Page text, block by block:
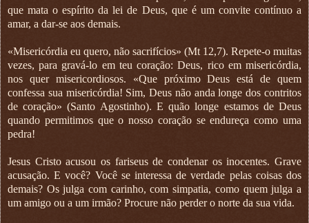
que mata o espírito da lei de Deus, que é um convite contínuo a
amar, a dar-se aos demais.
«Misericórdia eu quero, não sacrifícios» (Mt 12,7). Repete-o muitas
vezes, para gravá-lo em teu coração: Deus, rico em misericórdia,
nos quer misericordiosos. «Que próximo Deus está de quem
confessa sua misericórdia! Sim, Deus não anda longe dos contritos
de coração» (Santo Agostinho). E quão longe estamos de Deus
quando permitimos que o nosso coração se endureça como uma
pedra!
Jesus Cristo acusou os fariseus de condenar os inocentes. Grave
acusação. E você? Você se interessa de verdade pelas coisas dos
demais? Os julga com carinho, com simpatia, como quem julga a
um amigo ou a um irmão? Procure não perder o norte da sua vida.